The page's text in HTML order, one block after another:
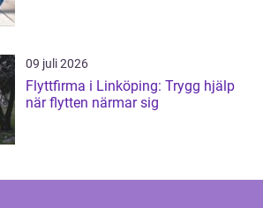
09 juli 2026
Flyttfirma i Linköping: Trygg hjälp
när flytten närmar sig